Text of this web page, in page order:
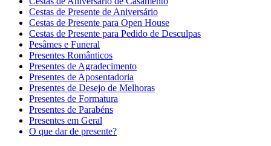
Cestas de Presente de Aniversário
Cestas de Presente para Open House
Cestas de Presente para Pedido de Desculpas
Pesâmes e Funeral
Presentes Românticos
Presentes de Agradecimento
Presentes de Aposentadoria
Presentes de Desejo de Melhoras
Presentes de Formatura
Presentes de Parabéns
Presentes em Geral
O que dar de presente?